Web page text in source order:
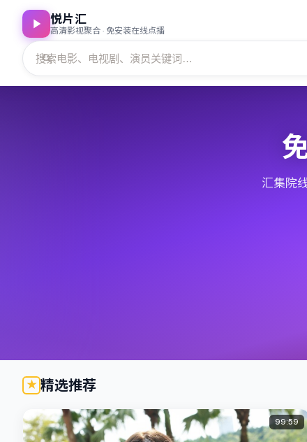
悦片汇
高清影视聚合 · 免安装在线点播
汇集院
精选推荐
99:59